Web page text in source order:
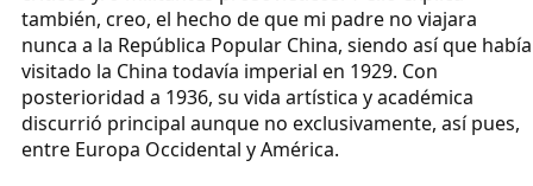
también, creo, el hecho de que mi padre no viajara
nunca a la República Popular China, siendo así que había
visitado la China todavía imperial en 1929. Con
posterioridad a 1936, su vida artística y académica
discurrió principal aunque no exclusivamente, así pues,
entre Europa Occidental y América.